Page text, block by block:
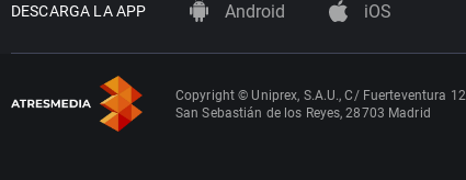
DESCARGA LA APP Android iOS
Copyright © Uniprex, S.A.U., C/ Fuerteventura 12
San Sebastián de los Reyes, 28703 Madrid